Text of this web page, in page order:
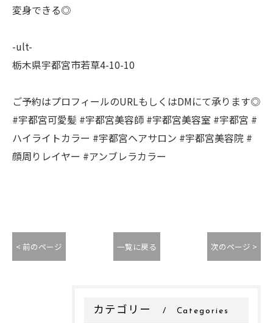
変身できる◎
-ult-
栃木県宇都宮市若草4-10-10
ご予約はプロフィールのURLもしくはDMにて承ります◎
#宇都宮可愛髪 #宇都宮美容師 #宇都宮美容室 #宇都宮 #
ハイライトカラー #宇都宮ヘアサロン #宇都宮美容院 #
顔周りレイヤー #アンブレラカラー
< 前のページ 一覧に戻る 次のページ >
カテゴリー Categories